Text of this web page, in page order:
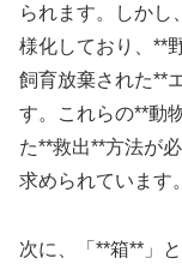
られます。しかし
様化しており、**
飼育放棄された**
す。これらの**動
た**救出**方法が
求められています。
次に、「**箱**」